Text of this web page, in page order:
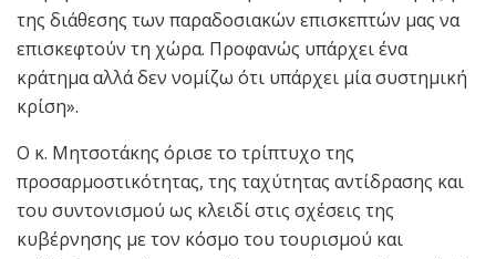
της διάθεσης των παραδοσιακών επισκεπτών μας να
επισκεφτούν τη χώρα. Προφανώς υπάρχει ένα
κράτημα αλλά δεν νομίζω ότι υπάρχει μία συστημική
κρίση».
Ο κ. Μητσοτάκης όρισε το τρίπτυχο της
προσαρμοστικότητας, της ταχύτητας αντίδρασης και
του συντονισμού ως κλειδί στις σχέσεις της
κυβέρνησης με τον κόσμο του τουρισμού και